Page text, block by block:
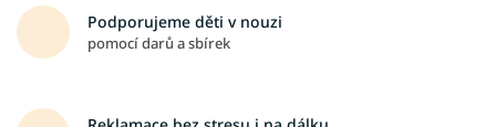
Podporujeme děti v nouzi
pomocí darů a sbírek